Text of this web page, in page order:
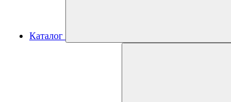
Каталог